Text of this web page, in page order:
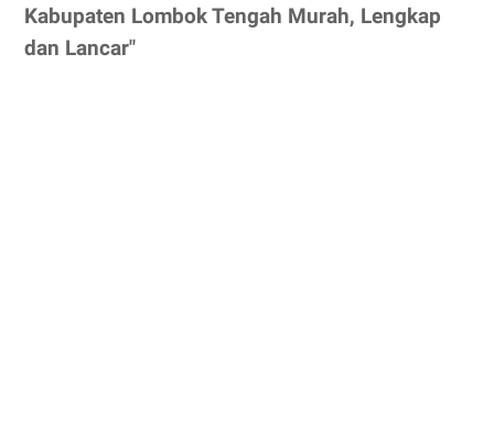
Kabupaten Lombok Tengah Murah, Lengkap
dan Lancar"